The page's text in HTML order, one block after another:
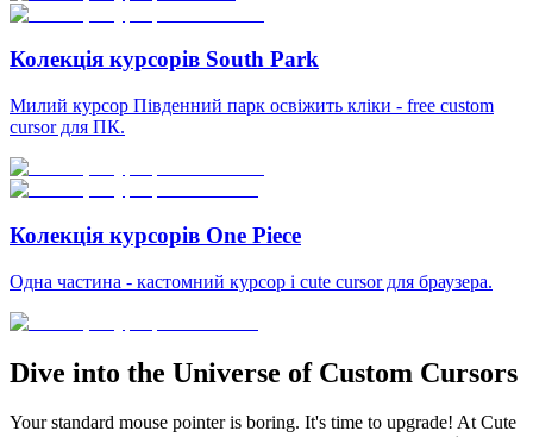
Колекція курсорів South Park
Милий курсор Південний парк освіжить кліки - free custom
cursor для ПК.
Колекція курсорів One Piece
Одна частина - кастомний курсор і cute cursor для браузера.
Dive into the Universe of Custom Cursors
Your standard mouse pointer is boring. It's time to upgrade! At Cute